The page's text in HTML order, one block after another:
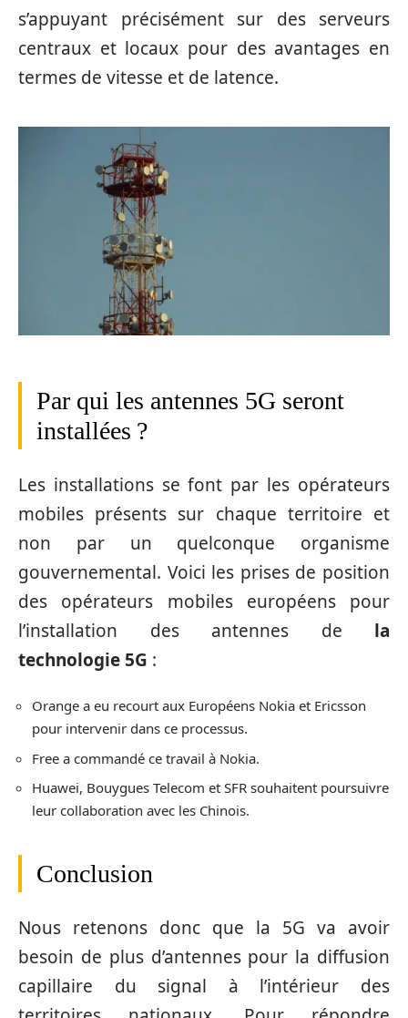
s’appuyant précisément sur des serveurs
centraux et locaux pour des avantages en
termes de vitesse et de latence.
Par qui les antennes 5G seront
installées ?
Les installations se font par les opérateurs
mobiles présents sur chaque territoire et
non par un quelconque organisme
gouvernemental. Voici les prises de position
des opérateurs mobiles européens pour
l’installation des antennes de la
technologie 5G :
Orange a eu recourt aux Européens Nokia et Ericsson
pour intervenir dans ce processus.
Free a commandé ce travail à Nokia.
Huawei, Bouygues Telecom et SFR souhaitent poursuivre
leur collaboration avec les Chinois.
Conclusion
Nous retenons donc que la 5G va avoir
besoin de plus d’antennes pour la diffusion
capillaire du signal à l’intérieur des